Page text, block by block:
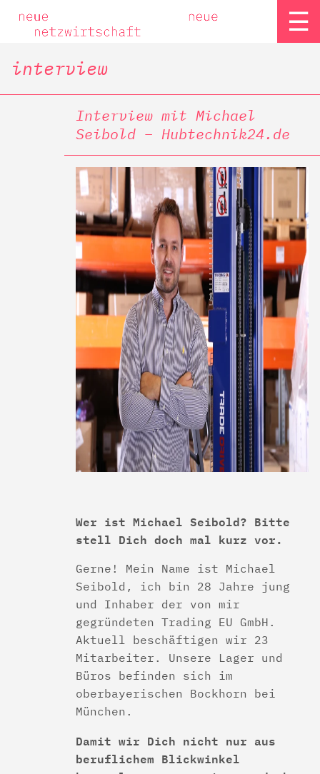
☰
interview
Interview mit Michael
Seibold – Hubtechnik24.de
Wer ist Michael Seibold? Bitte
stell Dich doch mal kurz vor.
Gerne! Mein Name ist Michael
Seibold, ich bin 28 Jahre jung
und Inhaber der von mir
gegründeten Trading EU GmbH.
Aktuell beschäftigen wir 23
Mitarbeiter. Unsere Lager und
Büros befinden sich im
oberbayerischen Bockhorn bei
München.
Damit wir Dich nicht nur aus
beruflichem Blickwinkel